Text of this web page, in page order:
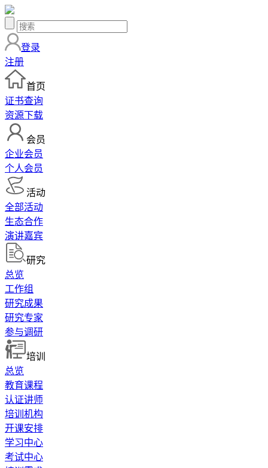
登录
注册
首页
证书查询
资源下载
会员
企业会员
个人会员
活动
全部活动
生态合作
演讲嘉宾
研究
总览
工作组
研究成果
研究专家
参与调研
培训
总览
教育课程
认证讲师
培训机构
开课安排
学习中心
考试中心